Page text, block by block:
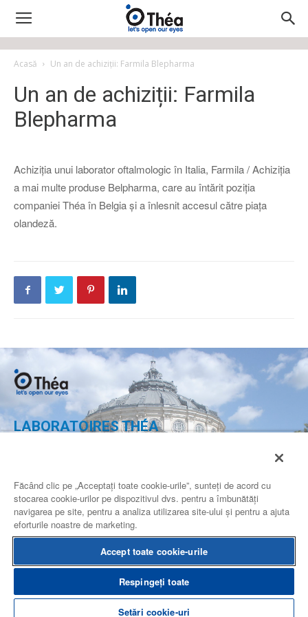
Acasă Un an de achiziții: Farmila Blepharma
Un an de achiziții: Farmila
Blepharma
Achiziția unui laborator oftalmologic în Italia, Farmila / Achiziția
a mai multe produse Belpharma, care au întărit poziția
companiei Théa în Belgia și a înlesnit accesul către piața
olandeză.
LABORATOIRES THÉA
Sector 5 Bucuresti
ROMANIA
CONTACTEAZA-NE
Harta site-ului
Alte site-uri Théa
Făcând clic pe „Acceptați toate cookie-urile”, sunteți de acord cu
stocarea cookie-urilor pe dispozitivul dvs. pentru a îmbunătăți
navigarea pe site, pentru a analiza utilizarea site-ului și pentru a ajuta
eforturile noastre de marketing.
Accept toate cookie-urile
Respingeți toate
Setări cookie-uri